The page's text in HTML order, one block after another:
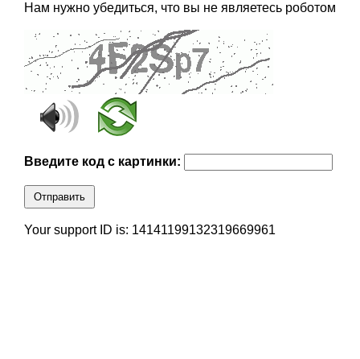
Нам нужно убедиться, что вы не являетесь роботом
Введите код с картинки:
Отправить
Your support ID is: 14141199132319669961